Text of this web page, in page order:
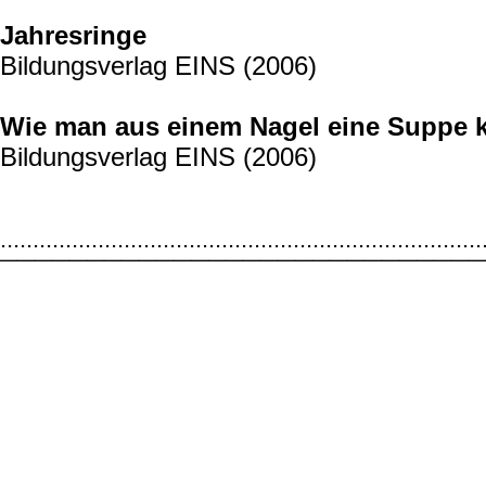
Jahresringe
Bildungsverlag EINS (2006)
Wie man aus einem Nagel eine Suppe
Bildungsverlag EINS (2006)